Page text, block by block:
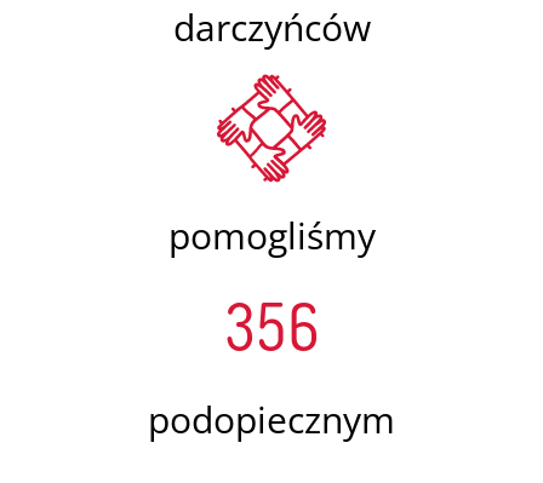
darczyńców
pomogliśmy
356
podopiecznym